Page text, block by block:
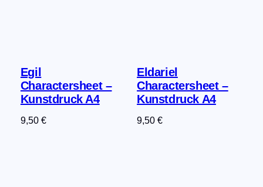
Egil
Charactersheet –
Kunstdruck A4
9,50 €
Eldariel
Charactersheet –
Kunstdruck A4
9,50€